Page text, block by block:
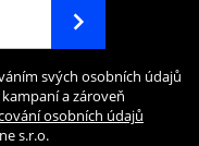
svých osobních údajů
a zároveň
osobních údajů
s.r.o.